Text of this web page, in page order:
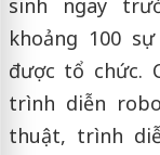
sinh ngay
khoảng 100
được tổ chức.
trình diễn
thuật, trình